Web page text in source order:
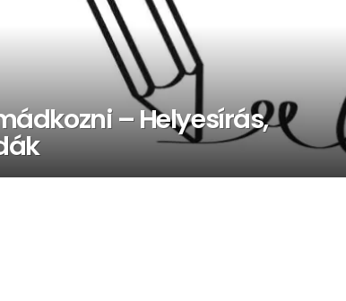
– Helyesírás,